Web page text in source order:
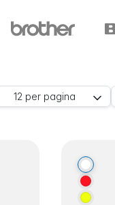
12 per pagina